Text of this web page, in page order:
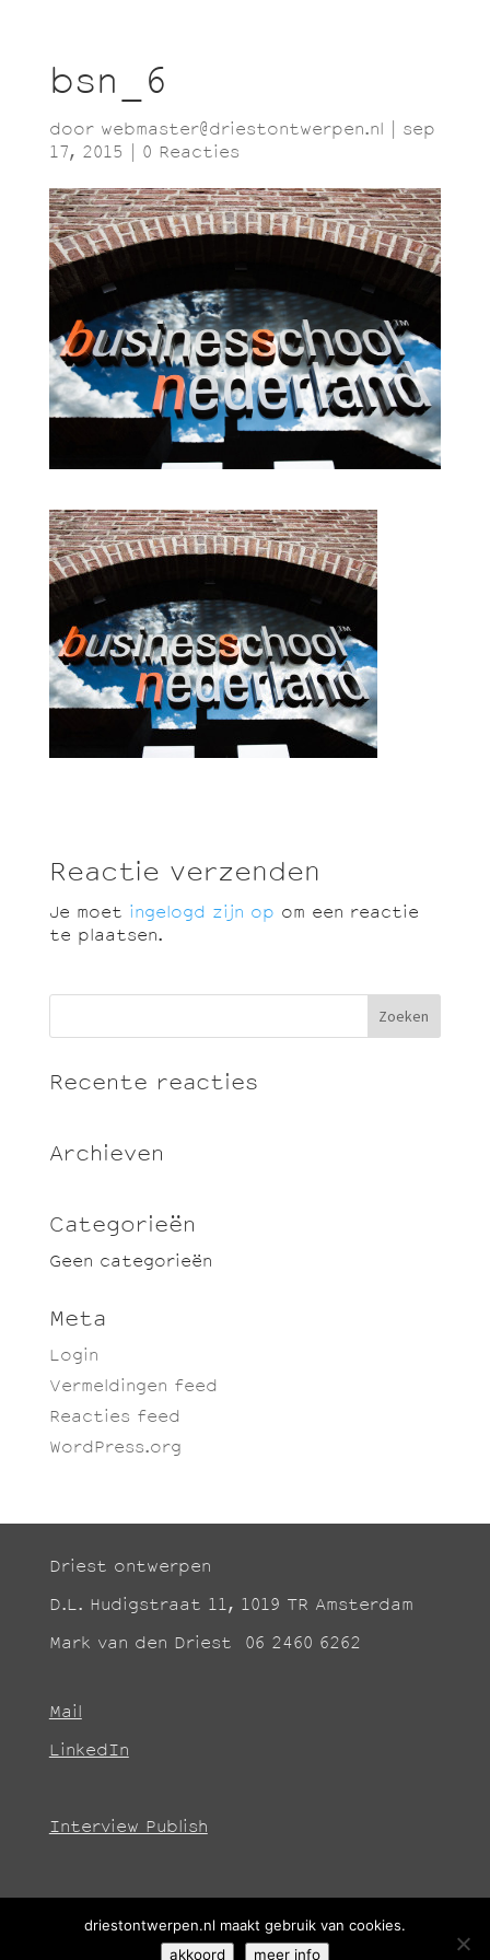
bsn_6
door webmaster@driestontwerpen.nl
sep
17, 2015
0 Reacties
Reactie verzenden
Je moet ingelogd zijn op om een reactie
te plaatsen.
Recente reacties
Archieven
Categorieën
Geen categorieën
Meta
Login
Vermeldingen feed
Reacties feed
WordPress.org
Driest ontwerpen
D.L. Hudigstraat 11, 1019 TR Amsterdam
Mark van den Driest 06 2460 6262
Mail
LinkedIn
Interview Publish
driestontwerpen.nl maakt gebruik van cookies.
akkoord
meer info